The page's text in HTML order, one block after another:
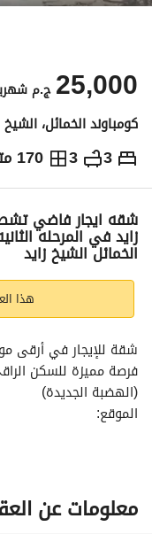
ج.م 25,000
كومباوند الخمائل، الشيخ
3
3 170 متر مربع ج.م25,000شهرياً
الاماكن
شقه ايجار فاضي
زايد في المرحله
الخمائل الشيخ زايد
هذا
شقة للإيجار في أرقى
(الهضبة الجديدة)
الموقع:
المساحة:
170 متر مربع
معلومات عن